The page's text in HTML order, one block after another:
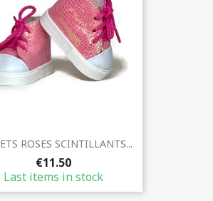
ROSES SCINTILLANTS...
€11.50
Last items in stock